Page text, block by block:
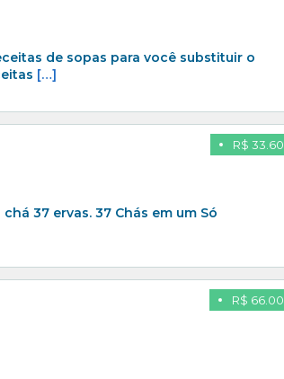
de sopas para você substituir o
[…]
R$ 33.60
37 ervas. 37 Chás em um Só
R$ 66.00